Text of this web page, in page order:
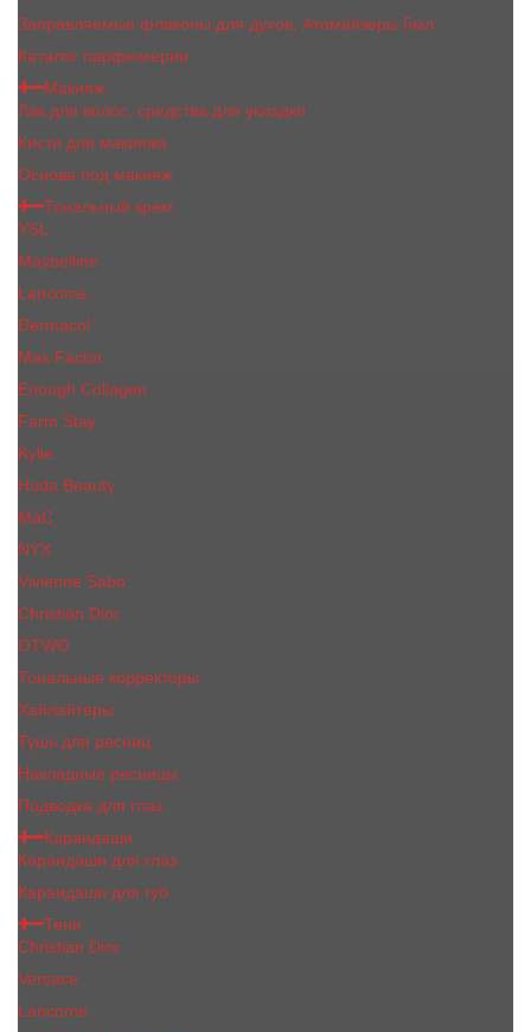
Заправляемые флаконы для духов, Атомайзеры 5мл
Каталог парфюмерии
Макияж
Лак для волос, средства для укладки
Кисти для макияжа
Основа под макияж
Тональный крем
YSL
Maybelline
Lancome
Dermacol
Max Factor
Enough Collagen
Farm Stay
Kylie
Huda Beauty
МаС
NYX
Vivienne Sabo
Сhristiаn Diоr
OTWO
Тональные корректоры
Хайлайтеры
Тушь для ресниц
Накладные ресницы
Подводка для глаз
Карандаши
Карандаши для глаз
Карандаши для губ
Тени
Christian Dior
Versace
Lancome